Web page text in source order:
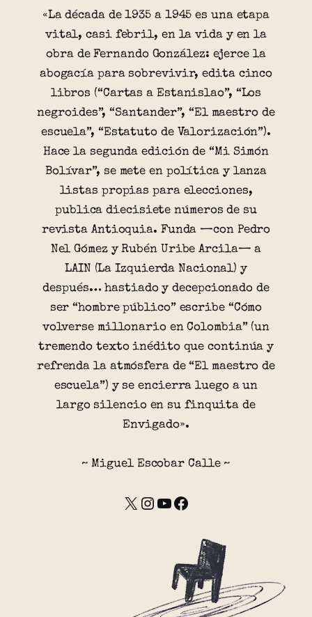
«La década de 1935 a 1945 es una etapa
vital, casi febril, en la vida y en la
obra de Fernando González: ejerce la
abogacía para sobrevivir, edita cinco
libros (“Cartas a Estanislao”, “Los
negroides”, “Santander”, “El maestro de
escuela”, “Estatuto de Valorización”).
Hace la segunda edición de “Mi Simón
Bolívar”, se mete en política y lanza
listas propias para elecciones,
publica diecisiete números de su
revista Antioquia. Funda —con Pedro
Nel Gómez y Rubén Uribe Arcila— a
LAIN (La Izquierda Nacional) y
después… hastiado y decepcionado de
ser “hombre público” escribe “Cómo
volverse millonario en Colombia” (un
tremendo texto inédito que continúa y
refrenda la atmósfera de “El maestro de
escuela”) y se encierra luego a un
largo silencio en su finquita de
Envigado».
~ Miguel Escobar Calle ~
X Instagram YouTube Facebook